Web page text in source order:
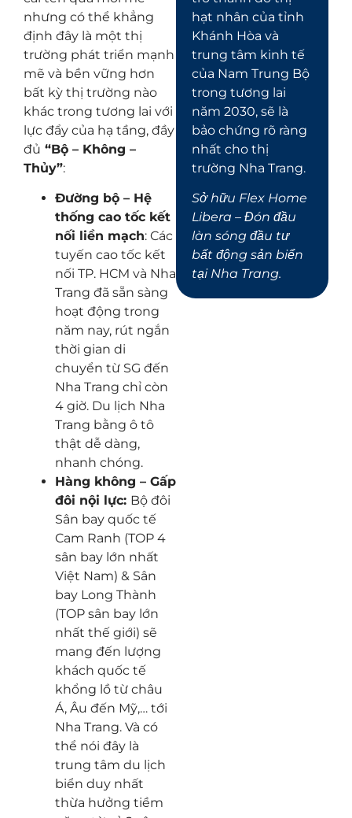
nhưng có thể khẳng
định đây là một thị
trường phát triển mạnh
mẽ và bền vững hơn
bất kỳ thị trường nào
khác trong tương lai với
lực đẩy của hạ tầng, đầy
đủ “Bộ – Không –
Thủy”:
Đường bộ – Hệ
thống cao tốc kết
nối liền mạch: Các
tuyến cao tốc kết
nối TP. HCM và Nha
Trang đã sẵn sàng
hoạt động trong
năm nay, rút ngắn
thời gian di
chuyển từ SG đến
Nha Trang chỉ còn
4 giờ. Du lịch Nha
Trang bằng ô tô
thật dễ dàng,
nhanh chóng.
Hàng không – Gấp
đôi nội lực: Bộ đôi
Sân bay quốc tế
Cam Ranh (TOP 4
sân bay lớn nhất
Việt Nam) & Sân
bay Long Thành
(TOP sân bay lớn
nhất thế giới) sẽ
mang đến lượng
khách quốc tế
khổng lồ từ châu
Á, Âu đến Mỹ,… tới
Nha Trang. Và có
thể nói đây là
trung tâm du lịch
biển duy nhất
thừa hưởng tiềm
hạt nhân của tỉnh
Khánh Hòa và
trung tâm kinh tế
của Nam Trung Bộ
trong tương lai
năm 2030, sẽ là
bảo chứng rõ ràng
nhất cho thị
trường Nha Trang.
Sở hữu Flex Home
Libera – Đón đầu
làn sóng đầu tư
bất động sản biển
tại Nha Trang.